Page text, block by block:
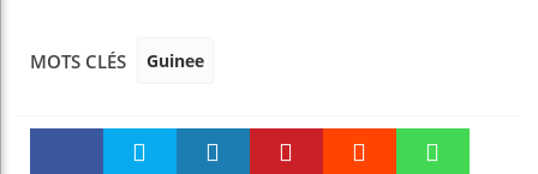
MOTS CLÉS Guinee